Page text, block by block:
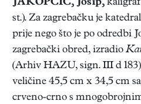
JAKOPČIĆ, Josip,
st.). Za zagrebačku je
prije nego što je po odredbi
zagrebački obred, izradio
(Arhiv HAZU, sign. III d
veličine 45,5 cm x 34,5 cm
crveno-crno s